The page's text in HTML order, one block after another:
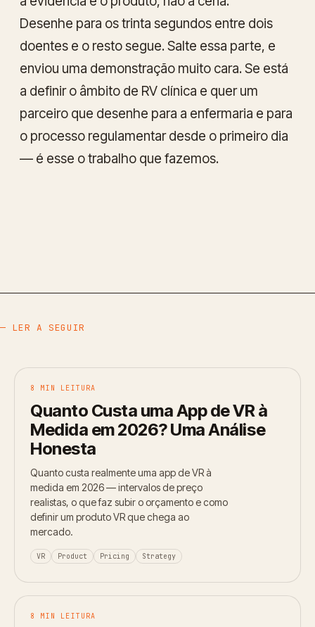
Desenhe para os trinta segundos entre dois
doentes e o resto segue. Salte essa parte, e
enviou uma demonstração muito cara. Se está
a definir o âmbito de RV clínica e quer um
parceiro que desenhe para a enfermaria e para
o processo regulamentar desde o primeiro dia
— é esse o trabalho que fazemos.
— LER A SEGUIR
8 MIN LEITURA
Quanto Custa uma App de VR à
Medida em 2026? Uma Análise
Honesta
Quanto custa realmente uma app de VR à
medida em 2026 — intervalos de preço
realistas, o que faz subir o orçamento e como
definir um produto VR que chega ao
mercado.
VR Product Pricing Strategy
8 MIN LEITURA